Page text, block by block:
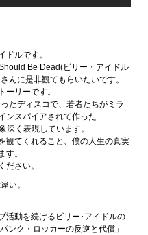
ドルです。
Be Dead(ビリー・アイドル
んに是非観てもらいたいです。
ーリーです。
たディスコで、若者たちがミラ
ンスパイアされて作った
深く表現しています。
観てくれること、僕の人生の真実
す。
ださい。
い。
活動を続けるビリー･アイドルの
ンク・ロッカーの反逆と代償」